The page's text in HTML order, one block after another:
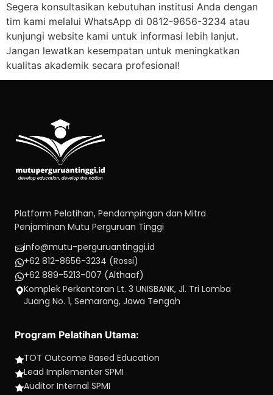
Segera konsultasikan kebutuhan institusi Anda dengan
tim kami melalui WhatsApp di 0812-9656-3234 atau
kunjungi website kami untuk informasi lebih lanjut.
Jangan lewatkan kesempatan untuk meningkatkan
kualitas akademik secara profesional!
Platform Pelatihan, Pendampingan dan Mitra
Penjaminan Mutu Perguruan Tinggi
info@mutu-perguruantinggi.id
+62 812-8656-3234 (Rossi)
+62 889-5213-007 (Althaaf)
Komplek Perkantoran Lt. 3 UNISBANK, Jl. Tri Lomba
Juang No. 1, Semarang, Jawa Tengah
Program Pelatihan Utama:
TOT Outcome Based Education
Lead Implementer SPMI
Auditor Internal SPMI